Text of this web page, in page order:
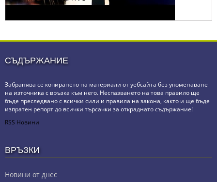
СЪДЪРЖАНИЕ
Забранява се копирането на материали от уебсайта без упоменаване
на източника с връзка към него. Неспазването на това правило ще
бъде преследвано с всички сили и правила на закона, както и ще бъде
изпратен репорт до всички търсачки за откраднато съдържание!
RSS Новини
ВРЪЗКИ
Новини от днес